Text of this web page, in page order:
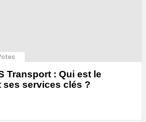
Transport : Qui est le
ses services clés ?